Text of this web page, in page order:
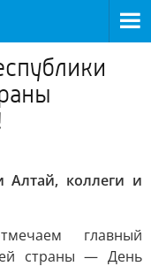
Алтай, коллеги и
главный
страны — День